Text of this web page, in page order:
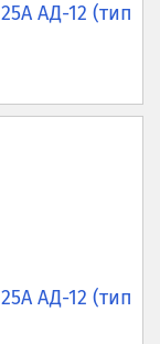
АД-12 (тип
АД-12 (тип